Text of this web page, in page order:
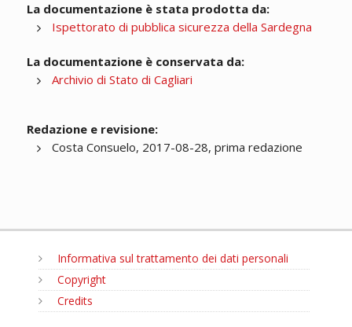
La documentazione è stata prodotta da:
Ispettorato di pubblica sicurezza della Sardegna
La documentazione è conservata da:
Archivio di Stato di Cagliari
Redazione e revisione:
Costa Consuelo, 2017-08-28, prima redazione
Informativa sul trattamento dei dati personali
Copyright
Credits